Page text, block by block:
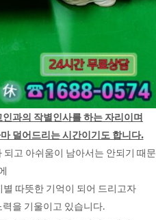
과의 작별인사를 하는 자리이며
덜어드리는 시간이기도 합니다.
고 아쉬움이 남아서는 안되기 때문
따뜻한 기억이 되어 드리고자
을 기울이고 있습니다.